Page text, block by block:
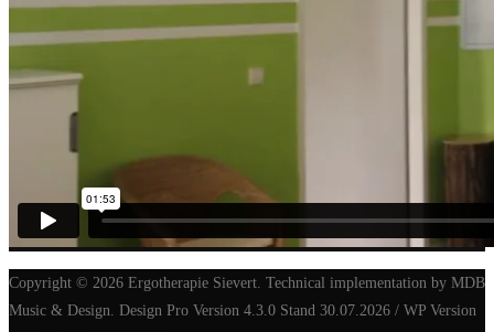
Copyright © 2026 Ergotherapie Sievert. Technical implementation by MDB
Music & Design. Design Pro Version 4.3.0 Stand 30.07.2026 / WP Version